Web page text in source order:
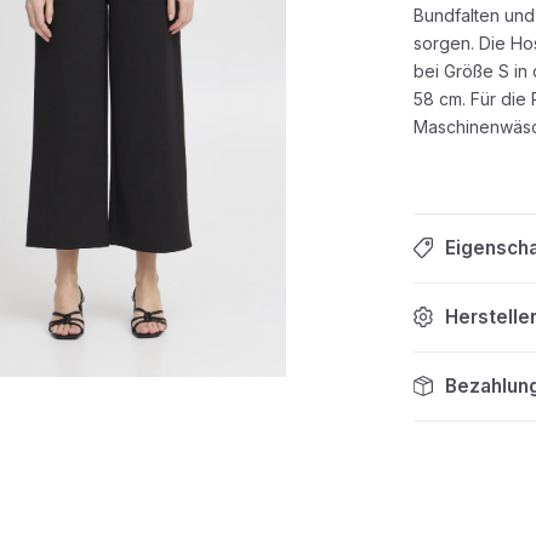
Bundfalten
sorgen. Die
bei Größe S in
58 cm. Für die